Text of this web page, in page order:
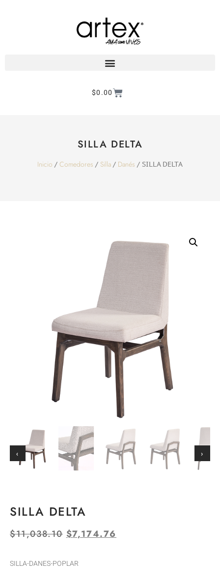
$0.00
SILLA DELTA
Inicio / Comedores / Silla / Danés / SILLA DELTA
‹ ›
SILLA DELTA
$11,038.10 $7,174.76
SILLA-DANES-POPLAR